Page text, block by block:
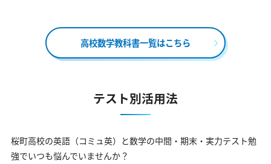
高校数学教科書一覧はこちら
テスト別活用法
桜町高校の英語（コミュ英）と数学の中間・期末・実力テスト勉
強でいつも悩んでいませんか？